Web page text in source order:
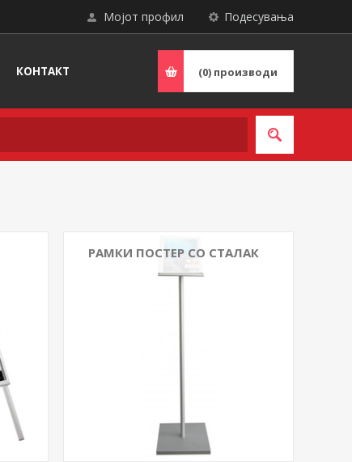
Подесувања
Мојот профил
КОНТАКТ (0) производи
РАМКИ ПОСТЕР СО СТАЛАК